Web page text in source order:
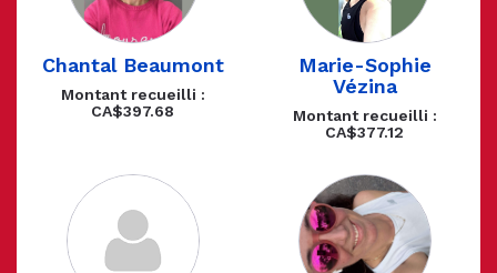
Chantal Beaumont
Montant recueilli :
CA$397.68
Marie-Sophie
Vézina
Montant recueilli :
CA$377.12